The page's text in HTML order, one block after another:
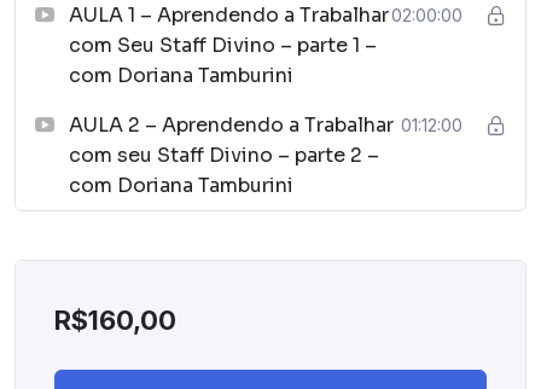
AULA 1 – Aprendendo a Trabalhar
com Seu Staff Divino – parte 1 –
com Doriana Tamburini
02:00:00
AULA 2 – Aprendendo a Trabalhar
com seu Staff Divino – parte 2 –
com Doriana Tamburini
01:12:00
R$160,00